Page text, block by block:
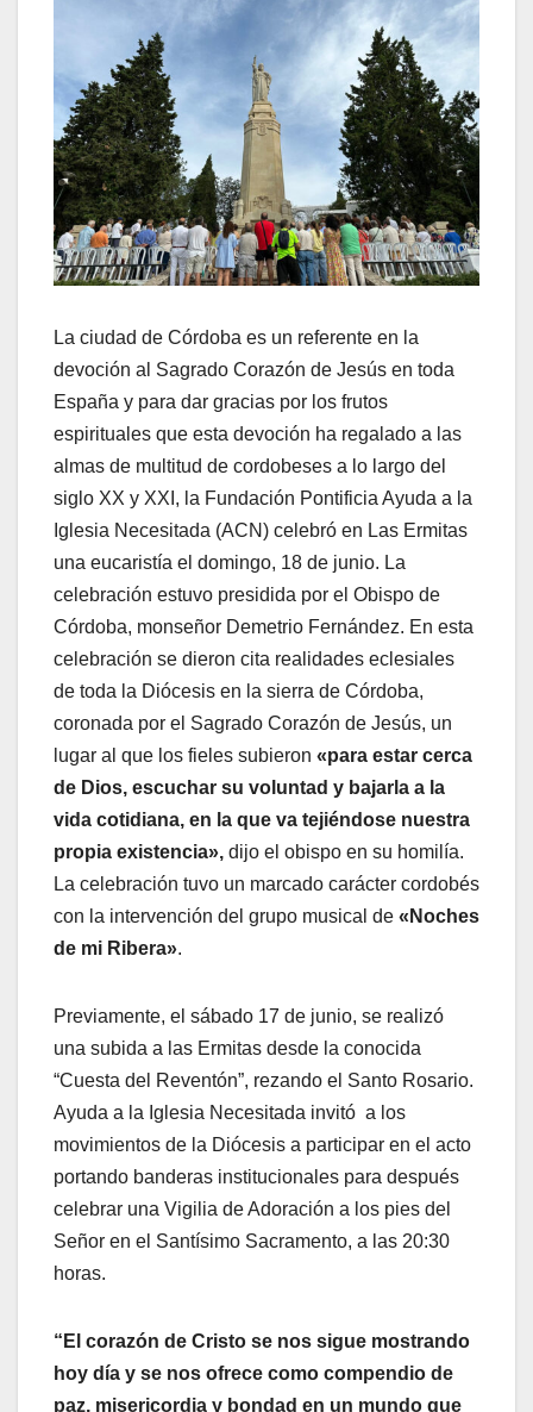
La ciudad de Córdoba es un referente en la
devoción al Sagrado Corazón de Jesús en toda
España y para dar gracias por los frutos
espirituales que esta devoción ha regalado a las
almas de multitud de cordobeses a lo largo del
siglo XX y XXI, la Fundación Pontificia Ayuda a la
Iglesia Necesitada (ACN) celebró en Las Ermitas
una eucaristía el domingo, 18 de junio. La
celebración estuvo presidida por el Obispo de
Córdoba, monseñor Demetrio Fernández. En esta
celebración se dieron cita realidades eclesiales
de toda la Diócesis en la sierra de Córdoba,
coronada por el Sagrado Corazón de Jesús, un
lugar al que los fieles subieron «para estar cerca
de Dios, escuchar su voluntad y bajarla a la
vida cotidiana, en la que va tejiéndose nuestra
propia existencia», dijo el obispo en su homilía.
La celebración tuvo un marcado carácter cordobés
con la intervención del grupo musical de «Noches
de mi Ribera».
Previamente, el sábado 17 de junio, se realizó
una subida a las Ermitas desde la conocida
“Cuesta del Reventón”, rezando el Santo Rosario.
Ayuda a la Iglesia Necesitada invitó a los
movimientos de la Diócesis a participar en el acto
portando banderas institucionales para después
celebrar una Vigilia de Adoración a los pies del
Señor en el Santísimo Sacramento, a las 20:30
horas.
“El corazón de Cristo se nos sigue mostrando
hoy día y se nos ofrece como compendio de
paz, misericordia y bondad en un mundo que